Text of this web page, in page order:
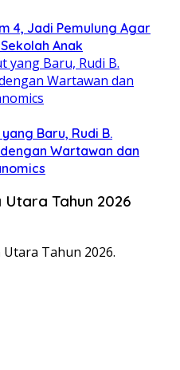
4, Jadi Pemulung Agar
Anak
Baru, Rudi B.
Wartawan dan
Tahun 2026
Tahun 2026.